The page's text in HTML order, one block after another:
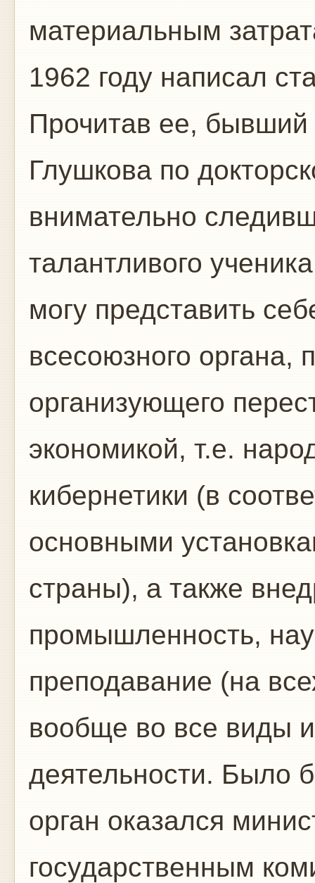
материальным
1962 году написал
Прочитав ее, бывший
Глушкова по
внимательно
талантливого
могу представить
всесоюзного органа,
организующего
экономикой, т.е.
кибернетики (в
основными
страны), а также
промышленность,
преподавание (на
вообще во все виды
деятельности. Было
орган оказался
государственным